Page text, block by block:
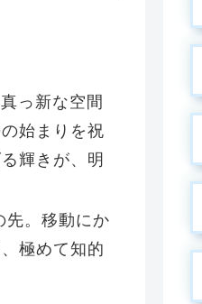
っ新な空間
始まりを祝
輝きが、明
先。移動にか
極めて知的